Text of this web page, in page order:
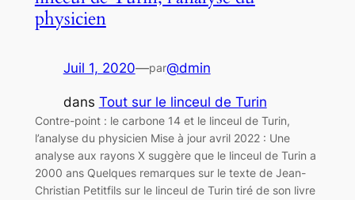
physicien
Juil 1, 2020—par@dmin
dans Tout sur le linceul de Turin
Contre-point : le carbone 14 et le linceul de Turin,
l’analyse du physicien Mise à jour avril 2022 : Une
analyse aux rayons X suggère que le linceul de Turin a
2000 ans Quelques remarques sur le texte de Jean-
Christian Petitfils sur le linceul de Turin tiré de son livre